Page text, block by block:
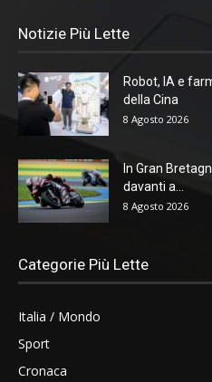
Notizie Più Lette
Robot, IA e
della Cina
8 Agosto 2026
In Gran
davanti a...
8 Agosto 2026
Categorie Più Lette
Italia / Mondo
Sport
Cronaca